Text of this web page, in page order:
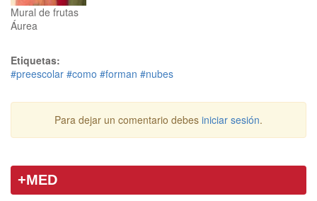
Mural de frutas
Áurea
Etiquetas:
#preescolar #como #forman #nubes
Para dejar un comentario debes iniciar sesión.
+MED